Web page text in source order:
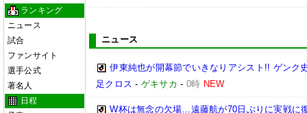
ランキング
ニュース
試合
ファンサイト
選手公式
著名人
日程
ニュース
伊東純也が開幕節でいきなりアシスト!! ゲンク
足クロス - ゲキサカ - 0時 NEW
W杯は無念の欠場…遠藤航が70日ぶりに実戦に